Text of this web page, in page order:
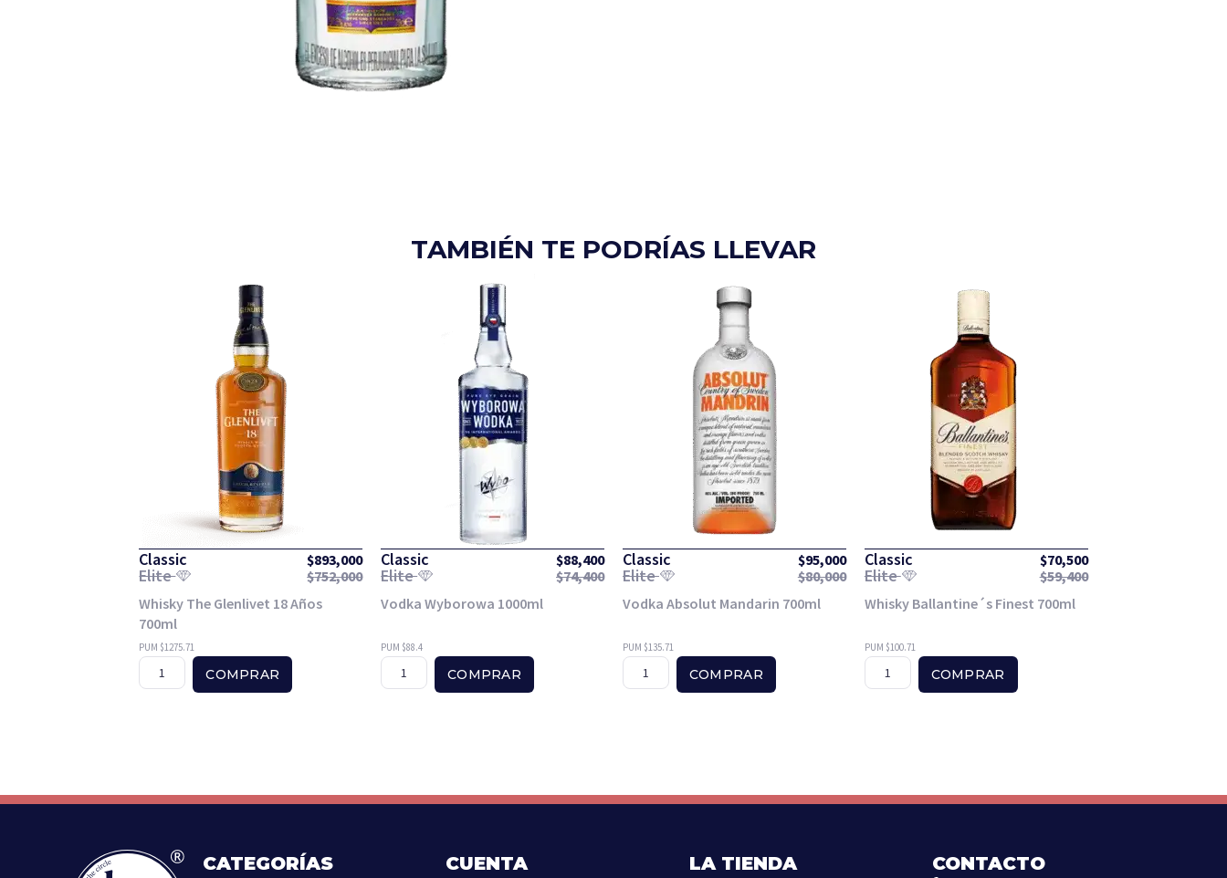
TAMBIÉN TE PODRÍAS LLEVAR
Classic $893,000
Elite $752,000
Whisky The Glenlivet 18 Años
700ml
PUM $1275.71
COMPRAR
Classic $88,400
Elite $74,400
Vodka Wyborowa 1000ml
PUM $88.4
COMPRAR
Classic $95,000
Elite $80,000
Vodka Absolut Mandarin 700ml
PUM $135.71
COMPRAR
Classic $70,500
Elite $59,400
Whisky Ballantine´s Finest 700ml
PUM $100.71
COMPRAR
CATEGORÍAS CUENTA LA TIENDA CONTACTO